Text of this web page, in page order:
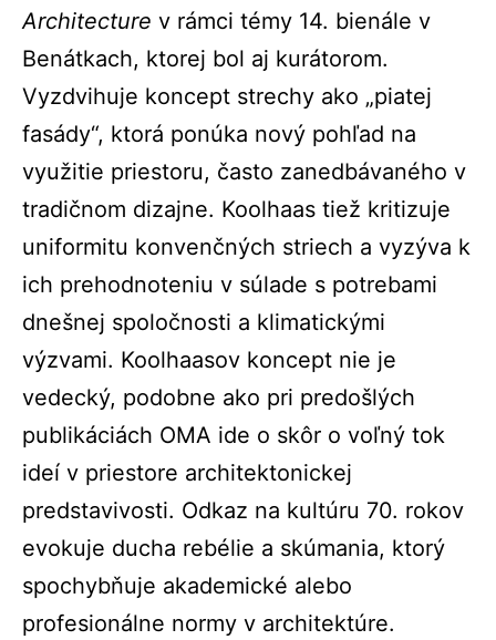
Architecture v rámci témy 14. bienále v
Benátkach, ktorej bol aj kurátorom.
Vyzdvihuje koncept strechy ako „piatej
fasády“, ktorá ponúka nový pohľad na
využitie priestoru, často zanedbávaného v
tradičnom dizajne. Koolhaas tiež kritizuje
uniformitu konvenčných striech a vyzýva k
ich prehodnoteniu v súlade s potrebami
dnešnej spoločnosti a klimatickými
výzvami. Koolhaasov koncept nie je
vedecký, podobne ako pri predošlých
publikáciách OMA ide o skôr o voľný tok
ideí v priestore architektonickej
predstavivosti. Odkaz na kultúru 70. rokov
evokuje ducha rebélie a skúmania, ktorý
spochybňuje akademické alebo
profesionálne normy v architektúre.